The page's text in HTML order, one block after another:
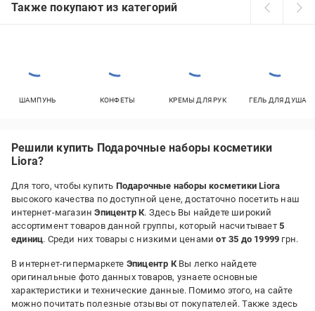
Также покупают из категорий
ШАМПУНЬ КОНФЕТЫ КРЕМЫ ДЛЯ РУК ГЕЛЬ ДЛЯ ДУША
Решили купить Подарочные наборы косметики
Liora?
Для того, чтобы купить Подарочные наборы косметики Liora
высокого качества по доступной цене, достаточно посетить наш
интернет-магазинЭпицентр К. Здесь Вы найдете широкий
ассортимент товаров данной группы, который насчитывает5
единиц. Среди них товары с низкими ценамиот 35 до 19999 грн.
В интернет-гипермаркете Эпицентр КВы легко найдете
оригинальные фото данных товаров, узнаете основные
характеристики и технические данные. Помимо этого, на сайте
можно почитать полезные отзывы от покупателей. Также здесь